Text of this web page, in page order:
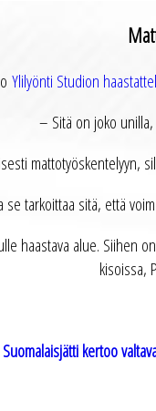
Ylilyönti Studion
– Sitä on joko
mattotyöskentelyyn,
tarkoittaa sitä, että
haastava alue. Siihen
kisoissa,
Suomalaisjätti kertoo